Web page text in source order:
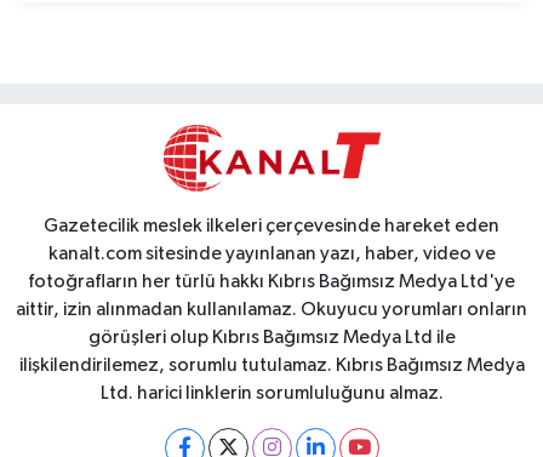
Gazetecilik meslek ilkeleri çerçevesinde hareket eden
kanalt.com sitesinde yayınlanan yazı, haber, video ve
fotoğrafların her türlü hakkı Kıbrıs Bağımsız Medya Ltd'ye
aittir, izin alınmadan kullanılamaz. Okuyucu yorumları onların
görüşleri olup Kıbrıs Bağımsız Medya Ltd ile
ilişkilendirilemez, sorumlu tutulamaz. Kıbrıs Bağımsız Medya
Ltd. harici linklerin sorumluluğunu almaz.